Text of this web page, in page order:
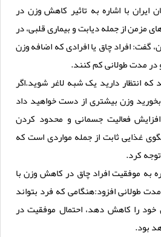
با اشاره به تاثیر کاهش وزن در
مزمن از جمله دیابت و بیماری قلبی، در
افراد چاق یا افرادی که اضافه وزن
مدت طولانی کم کنند.
انتظار دارید یک شبه لاغر شوید.اگر
وزن بیشتری از دست خواهید داد
فعالیت جسمانی و محدود کردن
غذایی ثابت از جمله مواردی است که
کرد.
به موفقیت افراد چاق در کاهش وزن با
طولانی افزود:هنگامی که فرد بتواند
5 سال وزن خود را کاهش دهد، احتمال موفقیت در
بود.